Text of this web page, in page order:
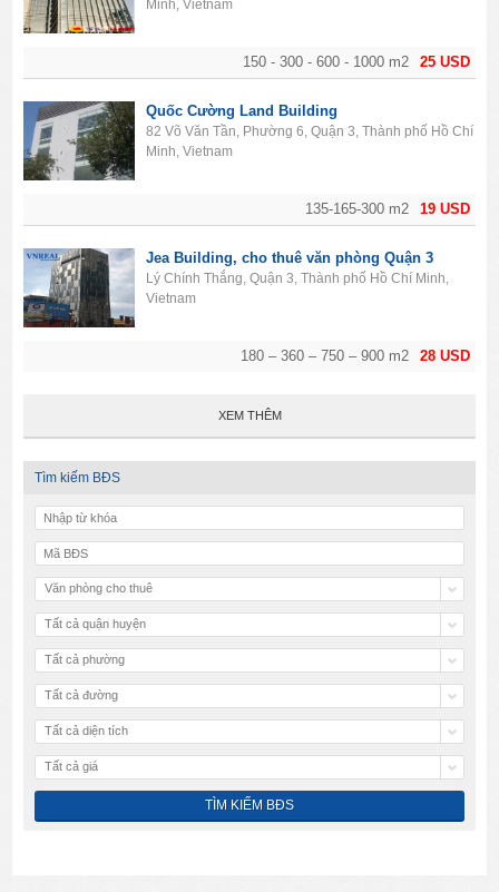
25 USD
150 - 300 - 600 - 1000 m2
Minh, Vietnam
19 USD
135-165-300 m2
Quốc Cường Land Building
82 Võ Văn Tần, Phường 6, Quận 3, Thành phố Hồ Chí
Minh, Vietnam
28 USD
180 – 360 – 750 – 900 m2
Jea Building, cho thuê văn phòng Quận 3
Lý Chính Thắng, Quận 3, Thành phố Hồ Chí Minh,
Vietnam
XEM THÊM
Tìm kiếm BĐS
Văn phòng cho thuê
Tất cả quận huyện
Tất cả phường
Tất cả đường
Tất cả diện tích
Tất cả giá